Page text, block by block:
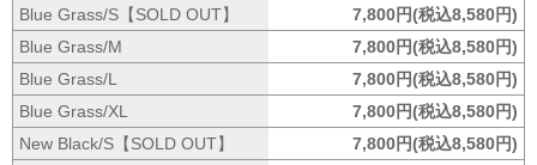
Blue Grass/S【SOLD OUT】
7,800円(税込8,580円)
Blue Grass/M
7,800円(税込8,580円)
Blue Grass/L
7,800円(税込8,580円)
Blue Grass/XL
7,800円(税込8,580円)
New Black/S【SOLD OUT】
7,800円(税込8,580円)